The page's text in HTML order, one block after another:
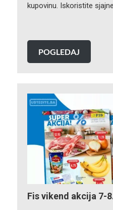
kupovinu. Iskoristite
POGLEDAJ
Fis vikend akcija 7-